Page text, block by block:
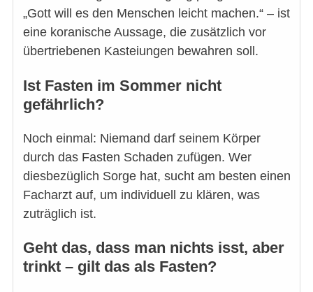
„Gott will es den Menschen leicht machen.“ – ist
eine koranische Aussage, die zusätzlich vor
übertriebenen Kasteiungen bewahren soll.
Ist Fasten im Sommer nicht
gefährlich?
Noch einmal: Niemand darf seinem Körper
durch das Fasten Schaden zufügen. Wer
diesbezüglich Sorge hat, sucht am besten einen
Facharzt auf, um individuell zu klären, was
zuträglich ist.
Geht das, dass man nichts isst, aber
trinkt – gilt das als Fasten?